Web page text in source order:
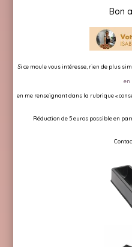
Bon
Si ce moule vous intéresse, rien de plus
en
en me renseignant dans la rubrique «
Réduction de 5 euros possible en